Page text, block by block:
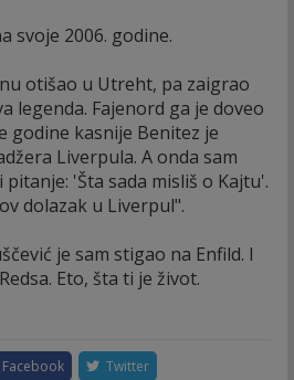
svoje 2006. godine.
otišao u Utreht, pa zaigrao
legenda. Fajenord ga je doveo
godine kasnije Benitez je
Liverpula. A onda sam
'Šta sada misliš o Kajtu'.
dolazak u Liverpul".
je sam stigao na Enfild. I
Eto, šta ti je život.
Facebook Twitter